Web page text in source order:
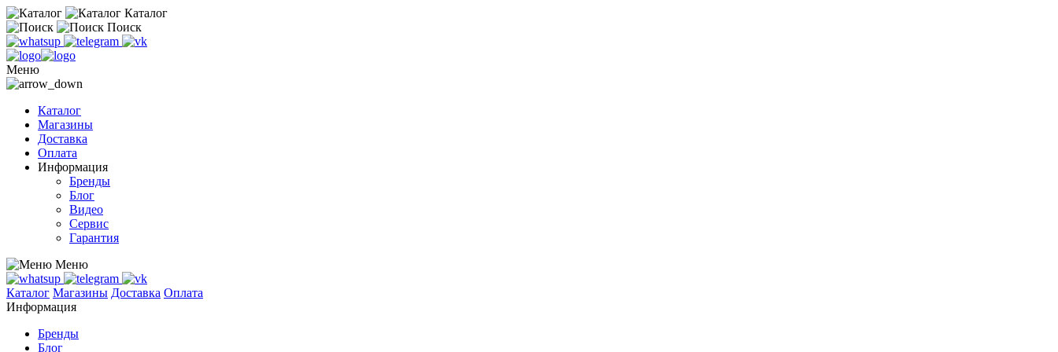
Каталог
Поиск
Меню
Каталог
Магазины
Доставка
Оплата
Информация
Бренды
Блог
Видео
Сервис
Гарантия
Меню
Каталог Магазины Доставка Оплата
Информация
Бренды
Блог